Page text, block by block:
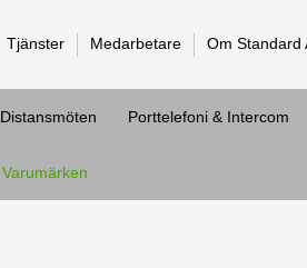
Tjänster Medarbetare Om Standard
Distansmöten Porttelefoni & Intercom
Varumärken